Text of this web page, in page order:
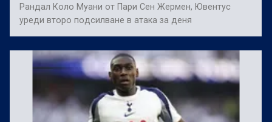
Рандал Коло Муани от Пари Сен Жермен, Ювентус
уреди второ подсилване в атака за деня